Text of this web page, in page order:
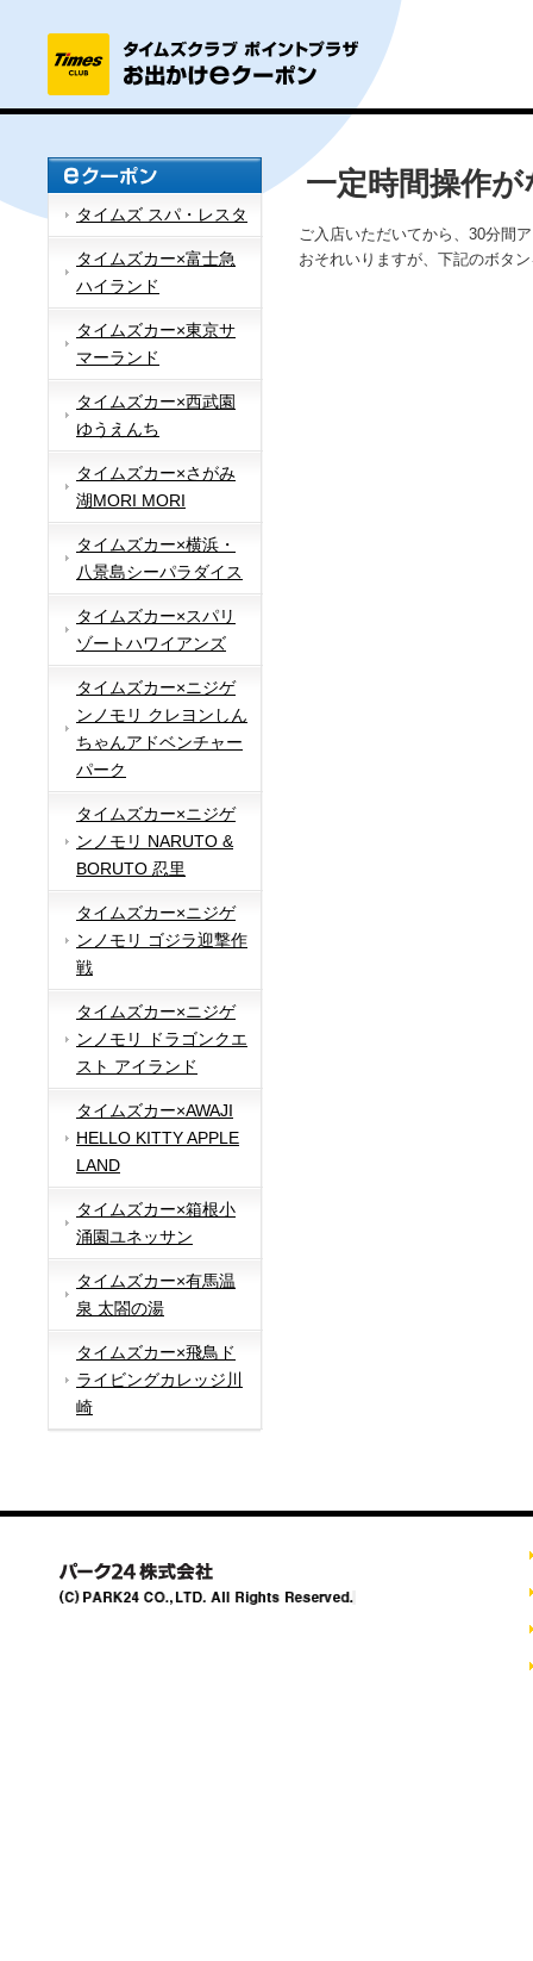
タイムズ スパ・レスタ
タイムズカー×富士急
ハイランド
タイムズカー×東京サ
マーランド
タイムズカー×西武園
ゆうえんち
タイムズカー×さがみ
湖MORI MORI
タイムズカー×横浜・
八景島シーパラダイス
タイムズカー×スパリ
ゾートハワイアンズ
タイムズカー×ニジゲ
ンノモリ クレヨンしん
ちゃんアドベンチャー
パーク
タイムズカー×ニジゲ
ンノモリ NARUTO &
BORUTO 忍里
タイムズカー×ニジゲ
ンノモリ ゴジラ迎撃作
戦
タイムズカー×ニジゲ
ンノモリ ドラゴンクエ
スト アイランド
タイムズカー×AWAJI
HELLO KITTY APPLE
LAND
タイムズカー×箱根小
涌園ユネッサン
タイムズカー×有馬温
泉 太閤の湯
タイムズカー×飛鳥ド
ライビングカレッジ川
崎
一定時間操作
ご入店いただいてから、30分間
おそれいりますが、下記のボタ